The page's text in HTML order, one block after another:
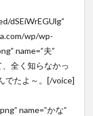
dSEiWrEGUlg”
wp/wp-
name=”夫”
全く知らなかっ
でたよ～。[/voice]
name=”かな”